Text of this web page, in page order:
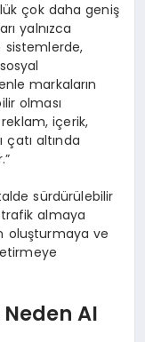
çok daha geniş
yalnızca
sistemlerde,
markaların
olması
reklam, içerik,
altında
sürdürülebilir
almaya
oluşturmaya ve
AI